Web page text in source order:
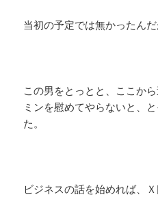
当初の予定では無かったん
この男をとっとと、ここか
ミンを慰めてやらないと、
た。
ビジネスの話を始めれば、